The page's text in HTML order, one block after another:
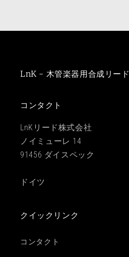
LnK - 木管楽器用合成リード
コンタクト
LnKリード株式会社
ノイミューレ 14
91456 ダイスペック
ドイツ
クイックリンク
コンタクト